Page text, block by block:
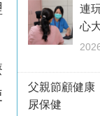
連
心
父親節顧健
尿保健